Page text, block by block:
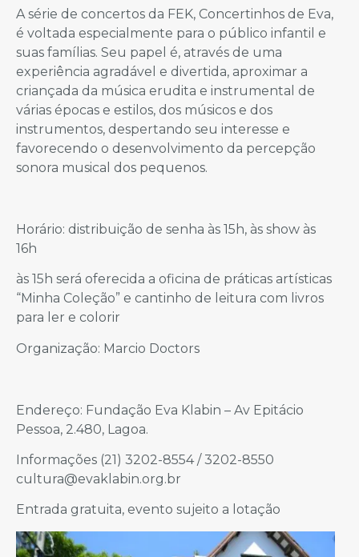
A série de concertos da FEK, Concertinhos de Eva,
é voltada especialmente para o público infantil e
suas famílias. Seu papel é, através de uma
experiência agradável e divertida, aproximar a
criançada da música erudita e instrumental de
várias épocas e estilos, dos músicos e dos
instrumentos, despertando seu interesse e
favorecendo o desenvolvimento da percepção
sonora musical dos pequenos.
Horário: distribuição de senha às 15h, às show às
16h
às 15h será oferecida a oficina de práticas artísticas
“Minha Coleção” e cantinho de leitura com livros
para ler e colorir
Organização: Marcio Doctors
Endereço: Fundação Eva Klabin – Av Epitácio
Pessoa, 2.480, Lagoa.
Informações (21) 3202-8554 / 3202-8550
cultura@evaklabin.org.br
Entrada gratuita, evento sujeito a lotação